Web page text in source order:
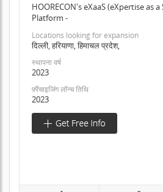
HOORECON's eXaaS (eXpertise as
Platform -
Locations looking for expansion
दिल्ली, हरियाणा, हिमाचल प्रदेश,
स्थापना वर्ष
2023
फ़्रैंचाइजिंग लॉन्च तिथि
2023